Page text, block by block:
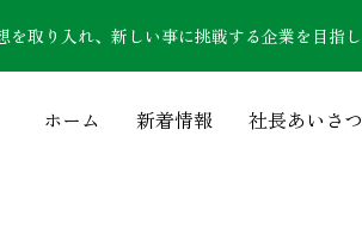
を取り入れ、新しい事に挑戦する企業を目指
ホーム 新着情報 社長あいさつ